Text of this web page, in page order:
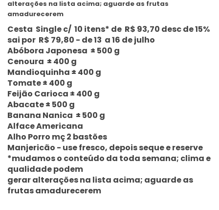
alterações na lista acima; aguarde as frutas
amadurecerem
Cesta Single c/ 10 itens* de R$ 93,70 desc de 15%
sai por R$ 79,80 - de 13 a 16 de julho
Abóbora Japonesa ± 500 g
Cenoura ± 400 g
Mandioquinha ± 400 g
Tomate ± 400 g
Feijão Carioca ± 400 g
Abacate ± 500 g
Banana Nanica ± 500 g
Alface Americana
Alho Porro mç 2 bastões
Manjericão - use fresco, depois seque e reserve
*mudamos o conteúdo da toda semana; clima e
qualidade podem
gerar alterações na lista acima; aguarde as
frutas amadurecerem